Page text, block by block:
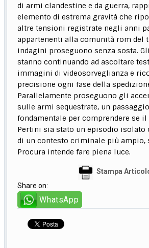
di armi clandestine e da guerra,
elemento di estrema gravità che
altre tensioni registrate negli anni
appartenenti alla comunità rom del
indagini proseguono senza sosta.
stanno continuando ad ascoltare
immagini di videosorveglianza e
precisione ogni fase della
Parallelamente proseguono gli
sulle armi sequestrate, un
fondamentale per comprendere se
Pertini sia stato un episodio isolato
di un contesto criminale più ampio,
Procura intende fare piena luce.
Stampa
Share on:
WhatsApp